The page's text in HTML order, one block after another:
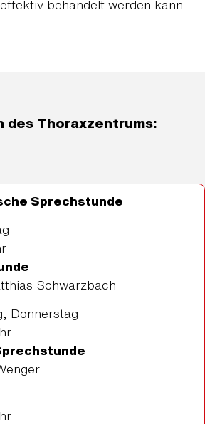
behandelt werden kann.
des Thoraxzentrums:
Sprechstunde
Schwarzbach
Donnerstag